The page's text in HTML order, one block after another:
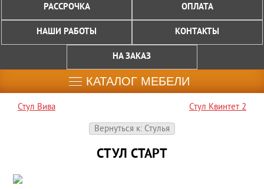
РАССРОЧКА ОПЛАТА
НАШИ РАБОТЫ КОНТАКТЫ
НА ЗАКАЗ
КАТАЛОГ МЕБЕЛИ
Стул Вива
Стул Квинтет 2
Вернуться к: Стулья
СТУЛ СТАРТ